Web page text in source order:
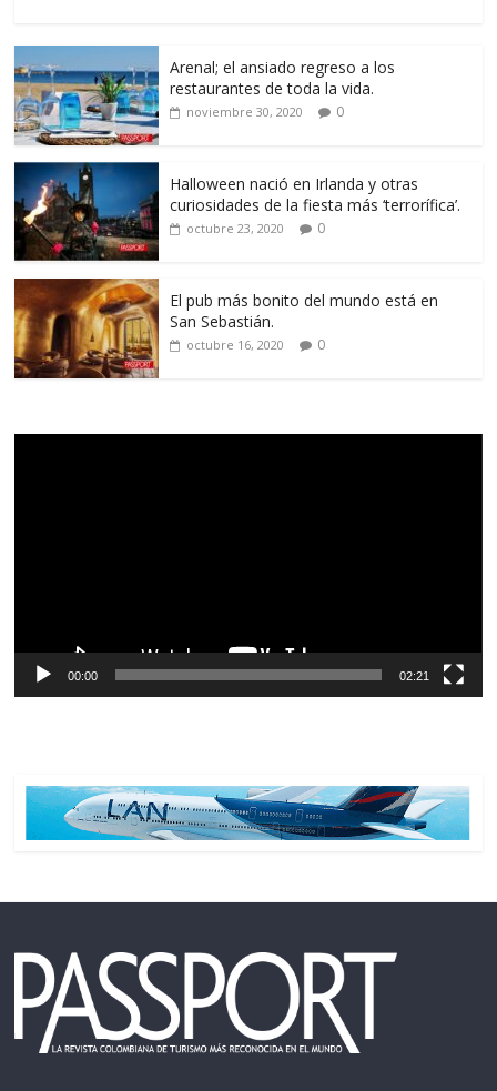
Arenal; el ansiado regreso a los
restaurantes de toda la vida.
noviembre 30, 2020 0
Halloween nació en Irlanda y otras
curiosidades de la fiesta más ‘terrorífica’.
octubre 23, 2020 0
El pub más bonito del mundo está en
San Sebastián.
octubre 16, 2020 0
00:00 02:21